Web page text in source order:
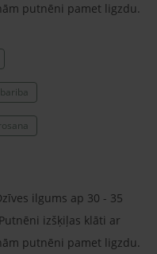
putnēni pamet ligzdu.
ilgums ap 30 - 35
izšķiļas klāti ar
putnēni pamet ligzdu.